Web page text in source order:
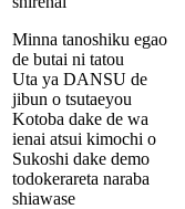
Minna tanoshiku egao
de butai ni tatou
Uta ya DANSU de
jibun o tsutaeyou
Kotoba dake de wa
ienai atsui kimochi o
Sukoshi dake demo
todokerareta naraba
shiawase